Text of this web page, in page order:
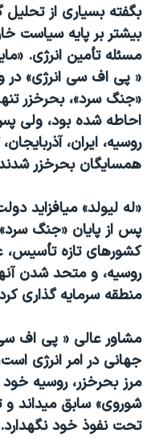
دادگاه حمید نوری
چهل سال گروگان‌گیری
قانون شفافیت دارائی
اعتراضات مردمی آبان ۹۸
اسرائیل در جنگ
نرگس محمدی برنده
صفحه‌های ویژه
سفر پرزیدنت ترامپ به
بگفته بسياری از تحليل
بيشتر بر پايه سياست
مسئله تأمين انرژی.
« پی اف سی انرژی» در
«جنگ سرد»، بحرخزر
احاطه شده بود، ولی
روسيه، ايران،
همسايگان بحرخزر
«له لیولد» ميافزايد
پس از پايان «جنگ
کشورهای تازه تأسيس،
روسيه، و متحد شدن آنها
منطقه سرمايه گذاری
مشاور عالی « پی اف
جهانی در امر انرژی
مرز بحرخزر، روسيه خود
شوروی» سابق ميداند
تحت نفوذ خود نگهدارد.